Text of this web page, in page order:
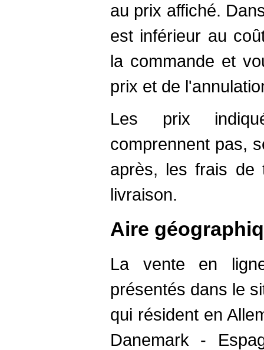
au prix affiché.
est inférieur au
la commande et
prix et de
Les prix
comprennent pas,
après, les frais de
livraison.
Aire
La vente en
présentés dans le
qui résident en
Danemark -